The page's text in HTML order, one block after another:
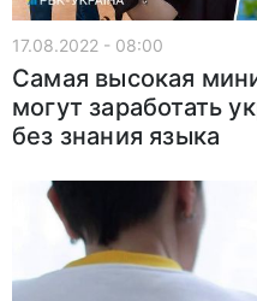
17.08.2022 - 08:00
Самая высокая
могут заработать
без знания языка